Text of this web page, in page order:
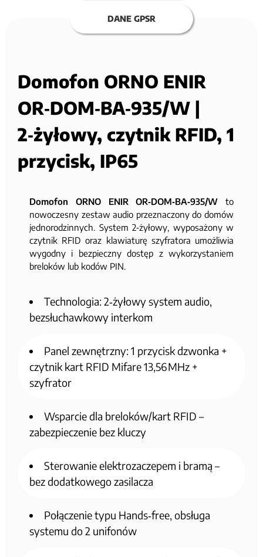
DANE GPSR
Domofon ORNO ENIR
OR‑DOM‑BA‑935/W |
2‑żyłowy, czytnik RFID, 1
przycisk, IP65
Domofon ORNO ENIR OR‑DOM‑BA‑935/W to
nowoczesny zestaw audio przeznaczony do domów
jednorodzinnych. System 2‑żyłowy, wyposażony w
czytnik RFID oraz klawiaturę szyfratora umożliwia
wygodny i bezpieczny dostęp z wykorzystaniem
breloków lub kodów PIN.
Technologia: 2‑żyłowy system audio,
bezsłuchawkowy interkom
Panel zewnętrzny: 1 przycisk dzwonka +
czytnik kart RFID Mifare 13,56 MHz +
szyfrator
Wsparcie dla breloków/kart RFID –
zabezpieczenie bez kluczy
Sterowanie elektrozaczepem i bramą –
bez dodatkowego zasilacza
Połączenie typu Hands‑free, obsługa
systemu do 2 unifonów